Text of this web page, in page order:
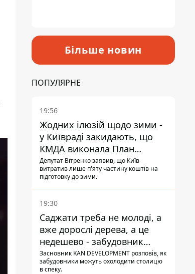
Більше новин
ПОПУЛЯРНЕ
19:56
Жодних ілюзій щодо зими -
у Київраді закидають, що
КМДА виконала План
стійкості на 20%
Депутат Вітренко заявив, що Київ
витратив лише п'яту частину коштів на
підготовку до зими.
19:30
Саджати треба не молоді, а
вже дорослі дерева, а це
недешево - забудовник
Ніконов
Засновник KAN DEVELOPMENT розповів, як
забудовники можуть охолодити столицю
в спеку.